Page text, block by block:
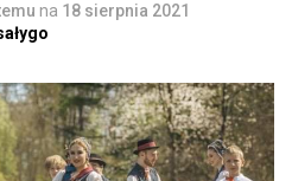
na 18 sierpnia 2021